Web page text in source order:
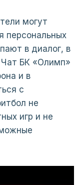
могут
персональных
в диалог, в
Чат БК «Олимп»
и в
с
не
игр и не